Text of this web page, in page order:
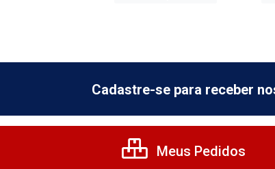
Cadastre-se para receber
Meus Pedidos